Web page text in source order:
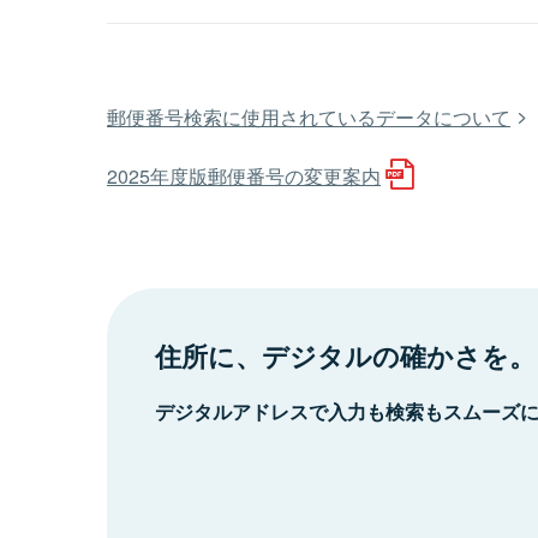
郵便番号検索に使用されているデータについて
2025年度版郵便番号の変更案内
住所に、デジタルの確かさを。
デジタルアドレスで入力も検索もスムーズ